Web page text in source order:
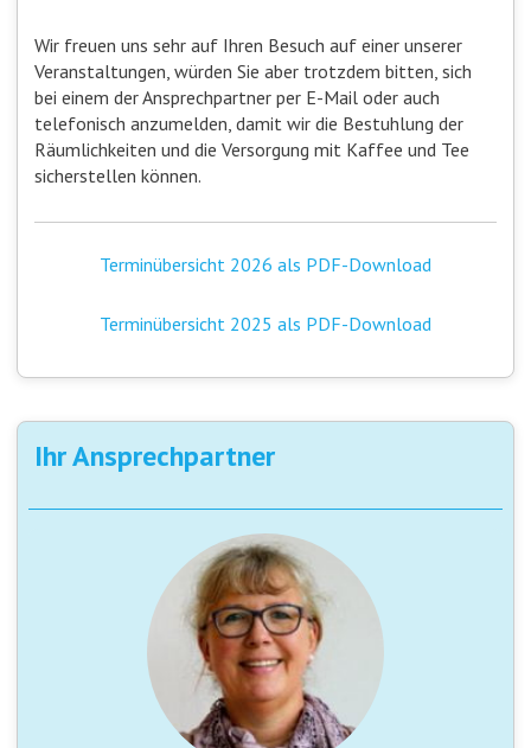
Wir freuen uns sehr auf Ihren Besuch auf einer unserer
Veranstaltungen, würden Sie aber trotzdem bitten, sich
bei einem der Ansprechpartner per E-Mail oder auch
telefonisch anzumelden, damit wir die Bestuhlung der
Räumlichkeiten und die Versorgung mit Kaffee und Tee
sicherstellen können.
Terminübersicht 2026 als PDF-Download
Terminübersicht 2025 als PDF-Download
Ihr Ansprechpartner